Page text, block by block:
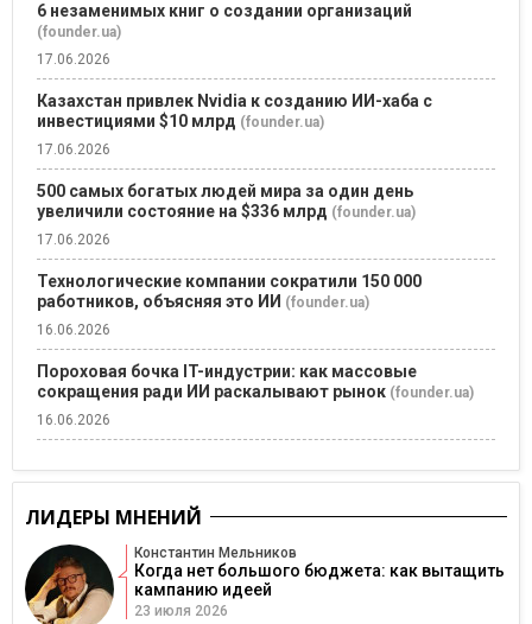
6 незаменимых книг о создании организаций
(founder.ua)
17.06.2026
Казахстан привлек Nvidia к созданию ИИ-хаба с
инвестициями $10 млрд (founder.ua)
17.06.2026
500 самых богатых людей мира за один день
увеличили состояние на $336 млрд (founder.ua)
17.06.2026
Технологические компании сократили 150 000
работников, объясняя это ИИ (founder.ua)
16.06.2026
Пороховая бочка IT-индустрии: как массовые
сокращения ради ИИ раскалывают рынок (founder.ua)
16.06.2026
ЛИДЕРЫ МНЕНИЙ
Константин Мельников
Когда нет большого бюджета: как вытащить
кампанию идеей
23 июля 2026